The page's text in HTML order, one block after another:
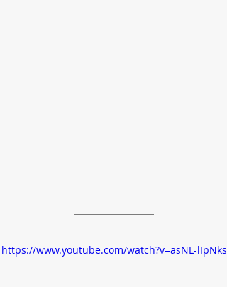
https://www.youtube.com/watch?v=asNL-lIpNks